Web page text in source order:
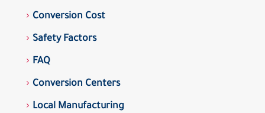
Conversion Cost
Safety Factors
FAQ
Conversion Centers
Local Manufacturing